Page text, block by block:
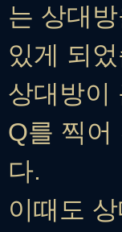
는 상대
있게 되
상대방이
Q를 찍어
다.
이때도